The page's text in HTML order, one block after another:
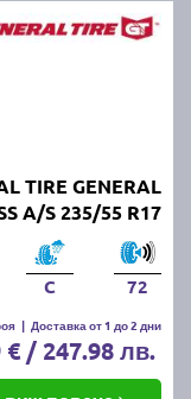
TIRE GENERAL
A/S 235/55 R17
C 72
| Доставка от 1 до 2 дни
€ / 247.98 лв.